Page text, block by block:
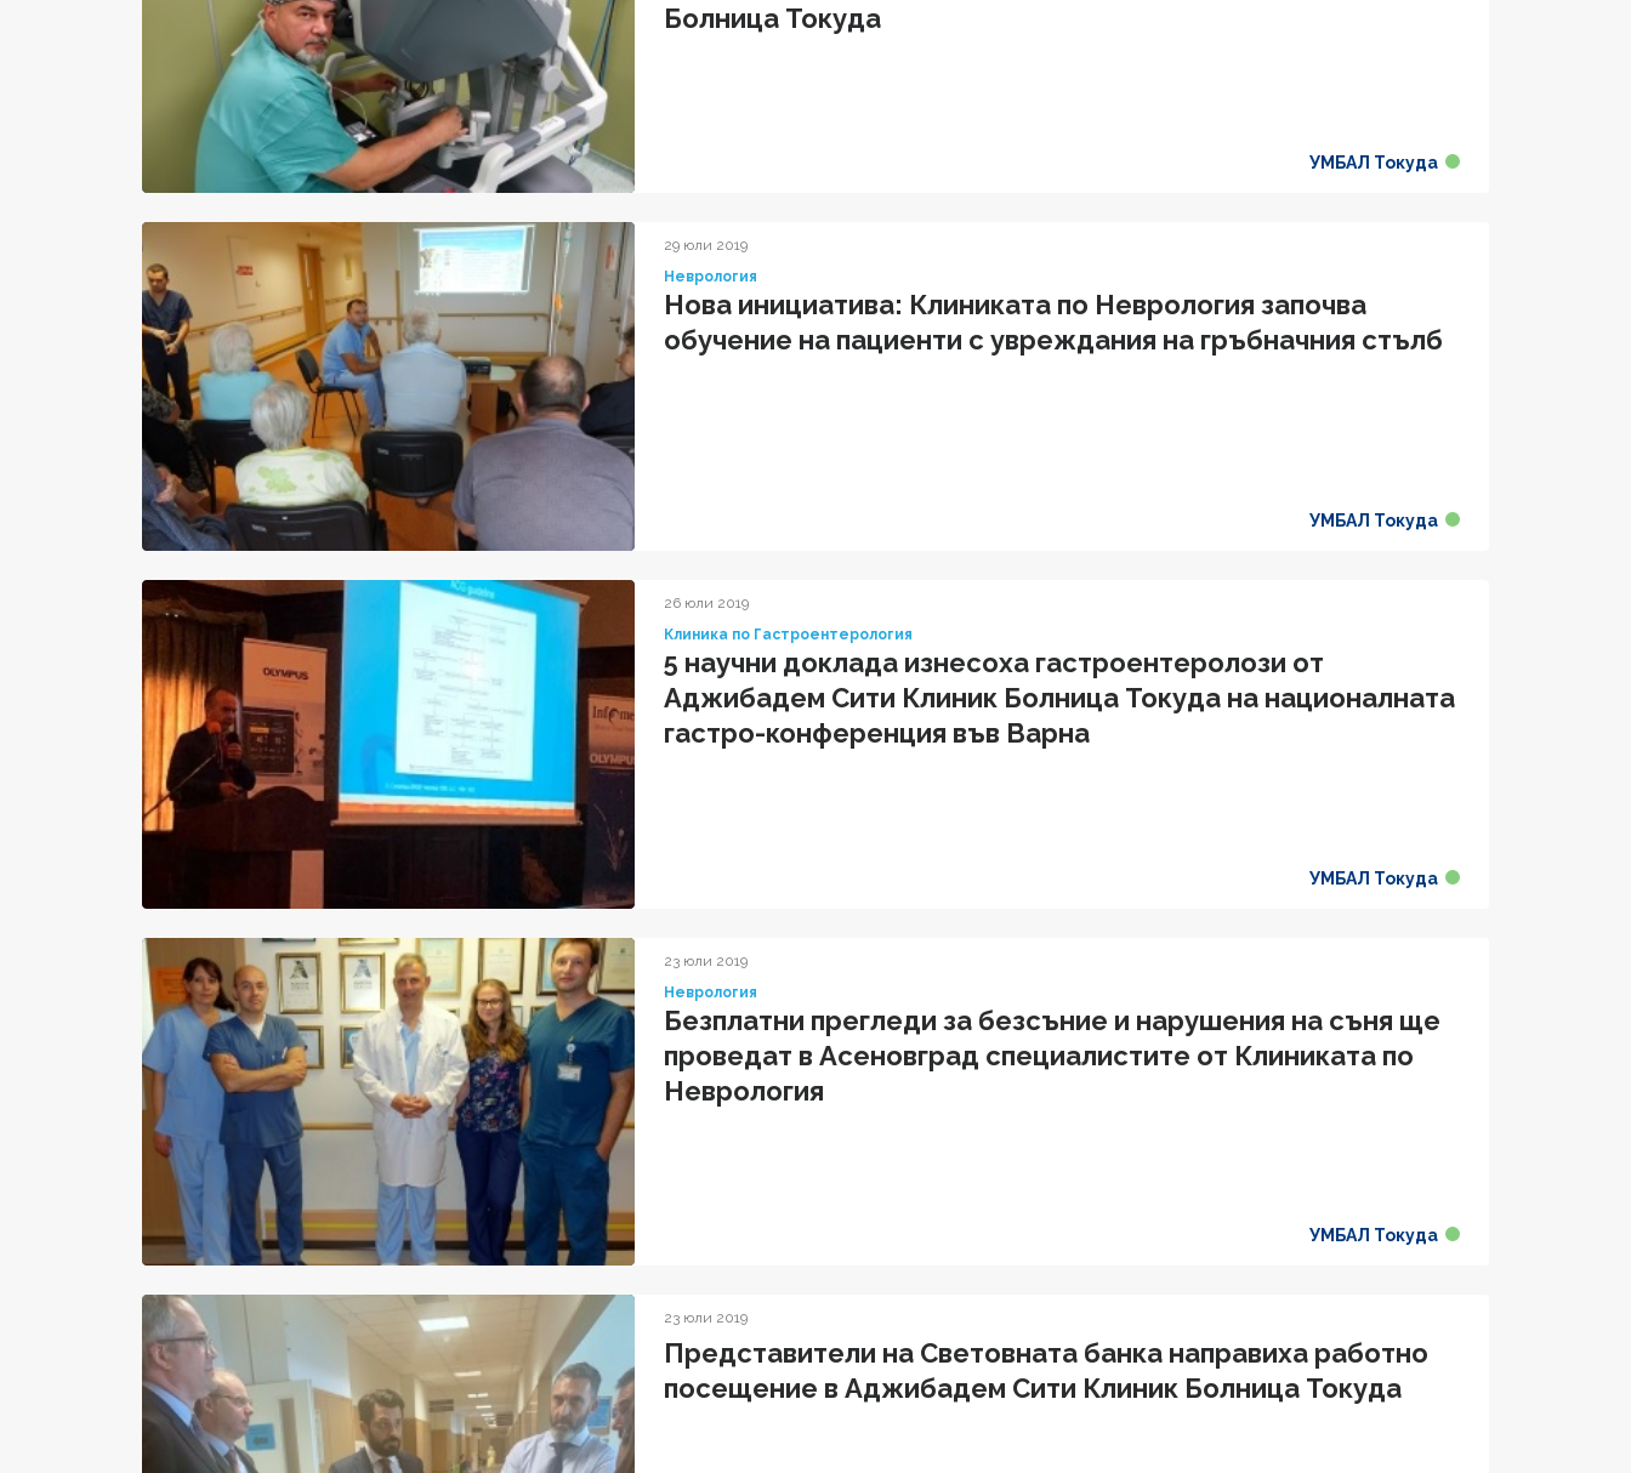
Болница Токуда
УМБАЛ Токуда
29 юли 2019
Неврология
Нова инициатива: Клиниката по Неврология започва
обучение на пациенти с увреждания на гръбначния стълб
УМБАЛ Токуда
26 юли 2019
Клиника по Гастроентерология
5 научни доклада изнесоха гастроентеролози от
Аджибадем Сити Клиник Болница Токуда на националната
гастро-конференция във Варна
УМБАЛ Токуда
23 юли 2019
Неврология
Безплатни прегледи за безсъние и нарушения на съня ще
проведат в Асеновград специалистите от Клиниката по
Неврология
УМБАЛ Токуда
23 юли 2019
Представители на Световната банка направиха работно
посещение в Аджибадем Сити Клиник Болница Токуда